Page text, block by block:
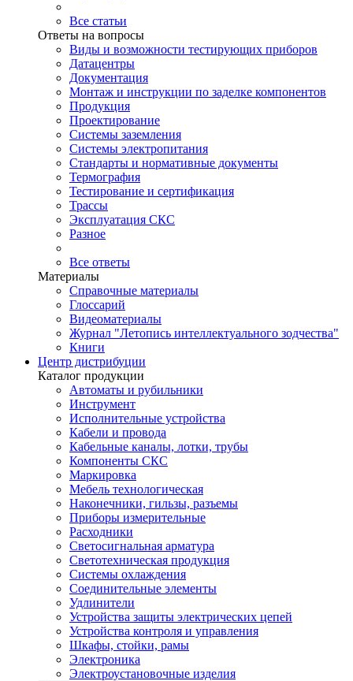
Все статьи
Ответы на вопросы
Виды и возможности тестирующих приборов
Датацентры
Документация
Монтаж и инструкции по заделке компонентов
Продукция
Проектирование
Системы заземления
Системы электропитания
Стандарты и нормативные документы
Термография
Тестирование и сертификация
Трассы
Эксплуатация СКС
Разное
Все ответы
Материалы
Справочные материалы
Глоссарий
Видеоматериалы
Журнал "Летопись интеллектуального зодчества"
Книги
Центр дистрибуции
Каталог продукции
Автоматы и рубильники
Инструмент
Исполнительные устройства
Кабели и провода
Кабельные каналы, лотки, трубы
Компоненты СКС
Маркировка
Мебель технологическая
Наконечники, гильзы, разъемы
Приборы измерительные
Расходники
Светосигнальная арматура
Светотехническая продукция
Системы охлаждения
Соединительные элементы
Удлинители
Устройства защиты электрических цепей
Устройства контроля и управления
Шкафы, стойки, рамы
Электроника
Электроустановочные изделия